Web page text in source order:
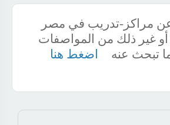
مراكز-تدريب في مصر
أو غير ذلك من المواصفات
تبحث عنه
اضغط هنا